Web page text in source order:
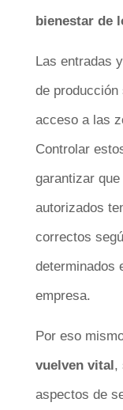
bienestar de
Las entradas
de
acceso a las
Controlar
garantizar
autorizados
correctos
determinados
empresa.
Por eso
vuelven vital ,
aspectos de